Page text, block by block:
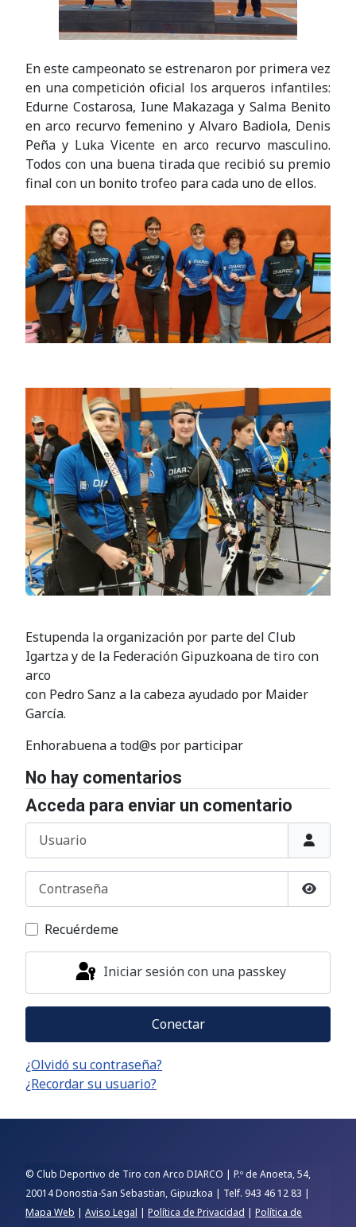
En este campeonato se estrenaron por primera vez
en una competición oficial los arqueros infantiles:
Edurne Costarosa, Iune Makazaga y Salma Benito
en arco recurvo femenino y Alvaro Badiola, Denis
Peña y Luka Vicente en arco recurvo masculino.
Todos con una buena tirada que recibió su premio
final con un bonito trofeo para cada uno de ellos.
Estupenda la organización por parte del Club
Igartza y de la Federación Gipuzkoana de tiro con
arco
con Pedro Sanz a la cabeza ayudado por Maider
García.
Enhorabuena a tod@s por participar
No hay comentarios
Acceda para enviar un comentario
Usuario
Contraseña
Recuérdeme
Iniciar sesión con una passkey
Conectar
¿Olvidó su contraseña?
¿Recordar su usuario?
© Club Deportivo de Tiro con Arco DIARCO | P.º de Anoeta, 54,
20014 Donostia-San Sebastian, Gipuzkoa | Telf. 943 46 12 83 |
Mapa Web | Aviso Legal | Política de Privacidad | Política de